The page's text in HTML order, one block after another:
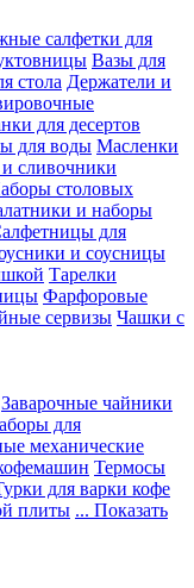
салфетки для
Вазы для
стола Держатели и
для десертов
для воды Масленки
сливочники
столовых
и наборы
для
и соусницы
Тарелки
Фарфоровые
сервизы Чашки с
Заварочные чайники
для
механические
Термосы
для варки кофе
плиты ... Показать